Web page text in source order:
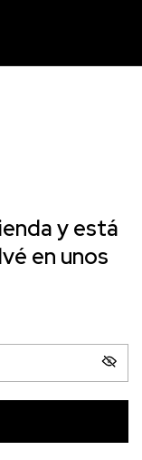
y está
en unos